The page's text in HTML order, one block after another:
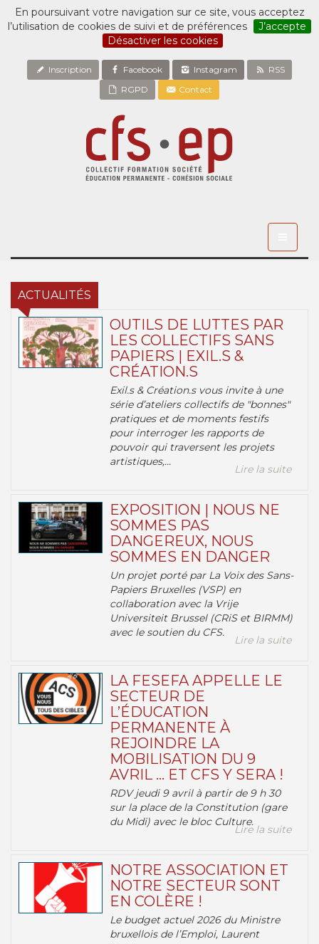
En poursuivant votre navigation sur ce site, vous acceptez
l’utilisation de cookies de suivi et de préférences
J’accepte
Désactiver les cookies
Inscription Facebook Instagram
RSS
RGPD
Contact
ACTUALITÉS
OUTILS DE LUTTES PAR
LES COLLECTIFS SANS
PAPIERS | EXIL.S &
CRÉATION.S
Exil.s & Création.s vous invite à une
série d’ateliers collectifs de "bonnes"
pratiques et de moments festifs
pour interroger les rapports de
pouvoir qui traversent les projets
artistiques,...
Lire la suite
EXPOSITION | NOUS NE
SOMMES PAS
DANGEREUX, NOUS
SOMMES EN DANGER
Un projet porté par La Voix des Sans-
Papiers Bruxelles (VSP) en
collaboration avec la Vrije
Universiteit Brussel (CRiS et BIRMM)
avec le soutien du CFS.
Lire la suite
LA FESEFA APPELLE LE
SECTEUR DE
L’ÉDUCATION
PERMANENTE À
REJOINDRE LA
MOBILISATION DU 9
AVRIL … ET CFS Y SERA !
RDV jeudi 9 avril à partir de 9 h 30
sur la place de la Constitution (gare
du Midi) avec le bloc Culture.
Lire la suite
NOTRE ASSOCIATION ET
NOTRE SECTEUR SONT
EN COLÈRE !
Le budget actuel 2026 du Ministre
bruxellois de l’Emploi, Laurent